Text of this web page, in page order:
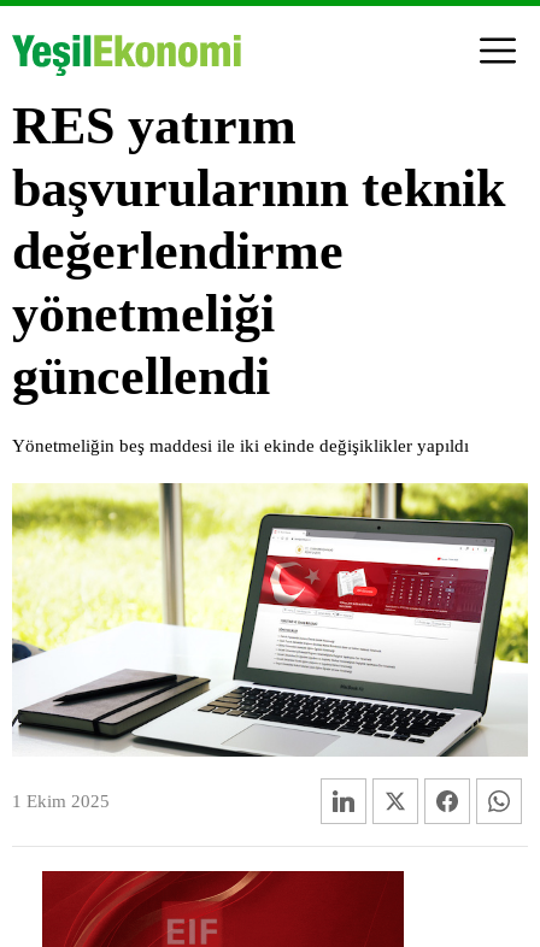
RES yatırım
başvurularının teknik
değerlendirme
yönetmeliği
güncellendi
Yönetmeliğin beş maddesi ile iki ekinde değişiklikler yapıldı
1 Ekim 2025